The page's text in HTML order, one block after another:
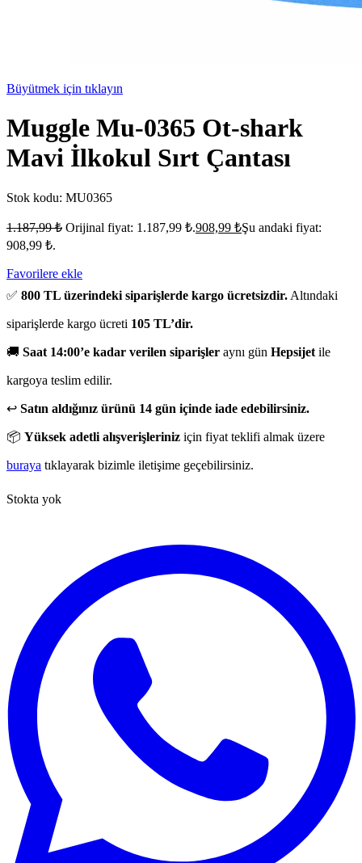
Büyütmek için tıklayın
Muggle Mu-0365 Ot-shark
Mavi İlkokul Sırt Çantası
Stok kodu: MU0365
1.187,99₺ Orijinal fiyat: 1.187,99 ₺.908,99 ₺Şu andaki fiyat:
908,99 ₺.
Favorilere ekle
✅ 800 TL üzerindeki siparişlerde kargo ücretsizdir. Altındaki
siparişlerde kargo ücreti 105 TL’dir.
🚚 Saat 14:00’e kadar verilen siparişler aynı gün Hepsijet ile
kargoya teslim edilir.
↩️ Satın aldığınız ürünü 14 gün içinde iade edebilirsiniz.
📦 Yüksek adetli alışverişleriniz için fiyat teklifi almak üzere
buraya tıklayarak bizimle iletişime geçebilirsiniz.
Stokta yok